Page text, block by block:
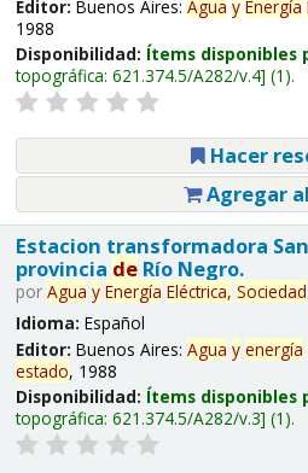
Editor: Buenos Aires: Agua y Energía
1988
Disponibilidad: Ítems disponibles
topográfica: 621.374.5/A282/v.4 (1).
Hacer
Agregar
Estacion transformadora
provincia deRío Negro.
por Agua y Energía Eléctrica, Sociedad
Idioma: Español
Editor: Buenos Aires: Agua y energía
estado, 1988
Disponibilidad: Ítems disponibles
topográfica: 621.374.5/A282/v.3 (1).